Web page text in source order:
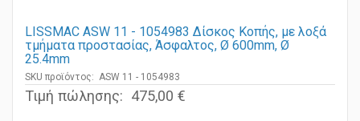
LISSMAC ASW 11 - 1054983 Δίσκος Κοπής, με λοξά
τμήματα προστασίας, Άσφαλτος, Ø 600mm, Ø
25.4mm
SKU προϊόντος: ASW 11 - 1054983
Τιμή πώλησης: 475,00 €